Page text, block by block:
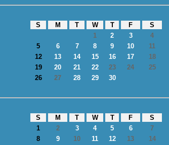
S M T W T F
S
1
2 3
4
5
6 7 8 9 10
11
12
13 14 15 16 17
18
19
20 21 22 23 24
25
26
27 28 29 30
S M T W T F
S
1
2 3 4 5 6
7
8
9 10 11 12 13
14